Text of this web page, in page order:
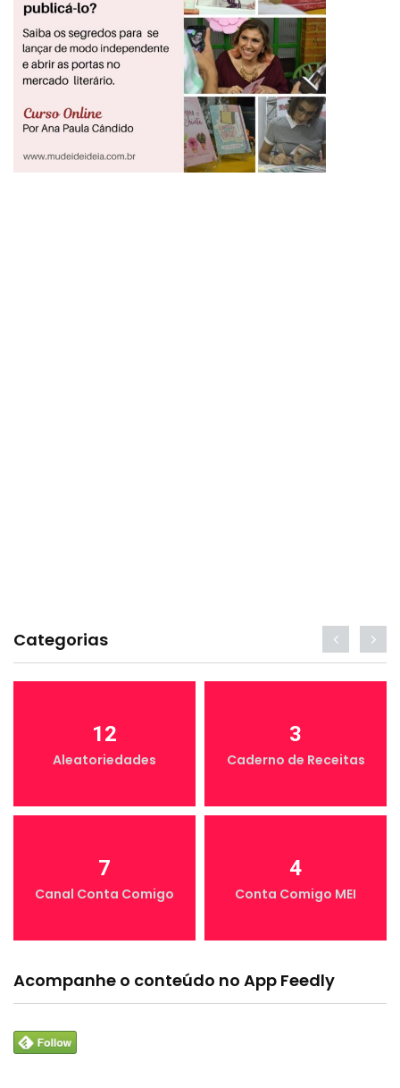
Categorias
12
Aleatoriedades
3
Caderno de Receitas
7
Canal Conta Comigo
4
Conta Comigo MEI
Acompanhe o conteúdo no App Feedly